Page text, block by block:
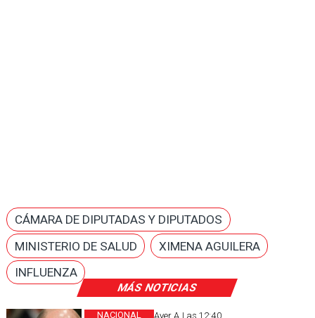
MÁS NOTICIAS
Ayer A Las 12:40
NACIONAL
CÁMARA DE DIPUTADAS Y DIPUTADOS
MINISTERIO DE SALUD
XIMENA AGUILERA
INFLUENZA